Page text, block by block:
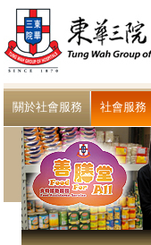
關於社會服務 社會服務